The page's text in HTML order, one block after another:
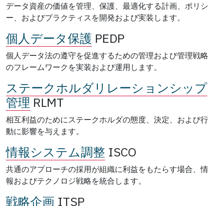
データ資産の価値を管理、保護、最適化する計画、ポリシ
ー、およびプラクティスを開発および実装します。
個人データ保護 PEDP
個人データ法の遵守を促進するための管理および管理戦略
のフレームワークを実装および運用します。
ステークホルダリレーションシップ
管理 RLMT
相互利益のためにステークホルダの態度、決定、および行
動に影響を与えます。
情報システム調整 ISCO
共通のアプローチの採用が組織に利益をもたらす場合、情
報およびテクノロジ戦略を統合します。
戦略企画 ITSP